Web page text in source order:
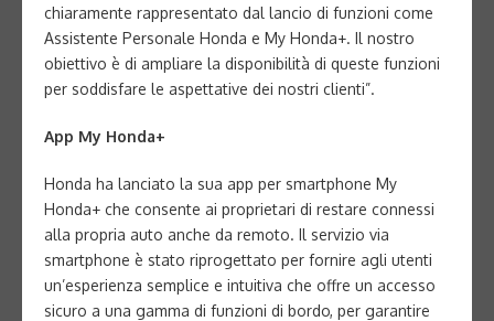
chiaramente rappresentato dal lancio di funzioni come
Assistente Personale Honda e My Honda+. Il nostro
obiettivo è di ampliare la disponibilità di queste funzioni
per soddisfare le aspettative dei nostri clienti”.
App My Honda+
Honda ha lanciato la sua app per smartphone My
Honda+ che consente ai proprietari di restare connessi
alla propria auto anche da remoto. Il servizio via
smartphone è stato riprogettato per fornire agli utenti
un’esperienza semplice e intuitiva che offre un accesso
sicuro a una gamma di funzioni di bordo, per garantire